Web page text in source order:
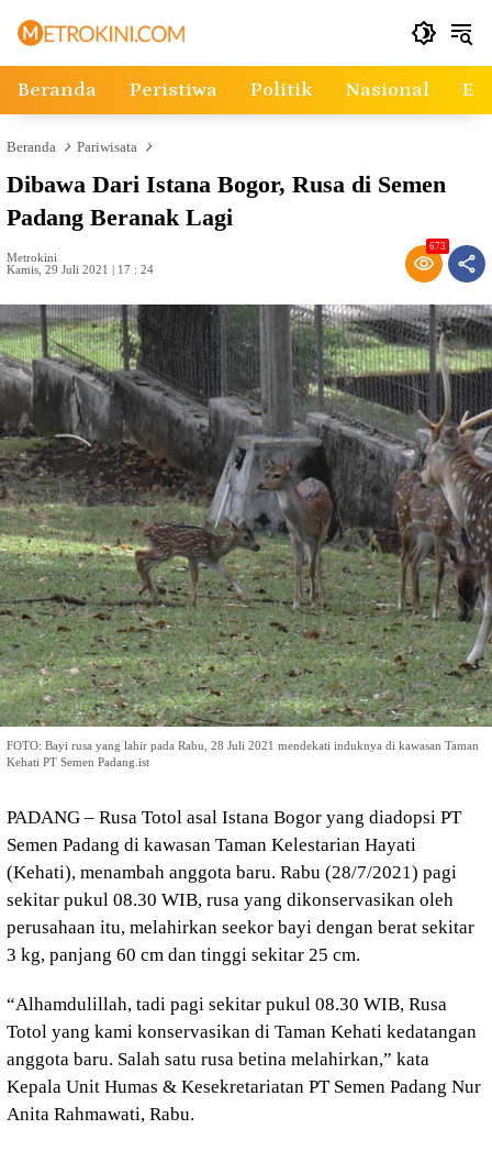
Beranda Peristiwa Politik Nasional
Beranda Pariwisata
Dibawa Dari Istana Bogor, Rusa di Semen
Padang Beranak Lagi
Metrokini
Kamis, 29 Juli 2021 | 17 : 24
673
FOTO: Bayi rusa yang lahir pada Rabu, 28 Juli 2021 mendekati induknya di kawasan Taman
Kehati PT Semen Padang.ist
PADANG – Rusa Totol asal Istana Bogor yang diadopsi PT
Semen Padang di kawasan Taman Kelestarian Hayati
(Kehati), menambah anggota baru. Rabu (28/7/2021) pagi
sekitar pukul 08.30 WIB, rusa yang dikonservasikan oleh
perusahaan itu, melahirkan seekor bayi dengan berat sekitar
3 kg, panjang 60 cm dan tinggi sekitar 25 cm.
“Alhamdulillah, tadi pagi sekitar pukul 08.30 WIB, Rusa
Totol yang kami konservasikan di Taman Kehati kedatangan
anggota baru. Salah satu rusa betina melahirkan,” kata
Kepala Unit Humas & Kesekretariatan PT Semen Padang Nur
Anita Rahmawati, Rabu.